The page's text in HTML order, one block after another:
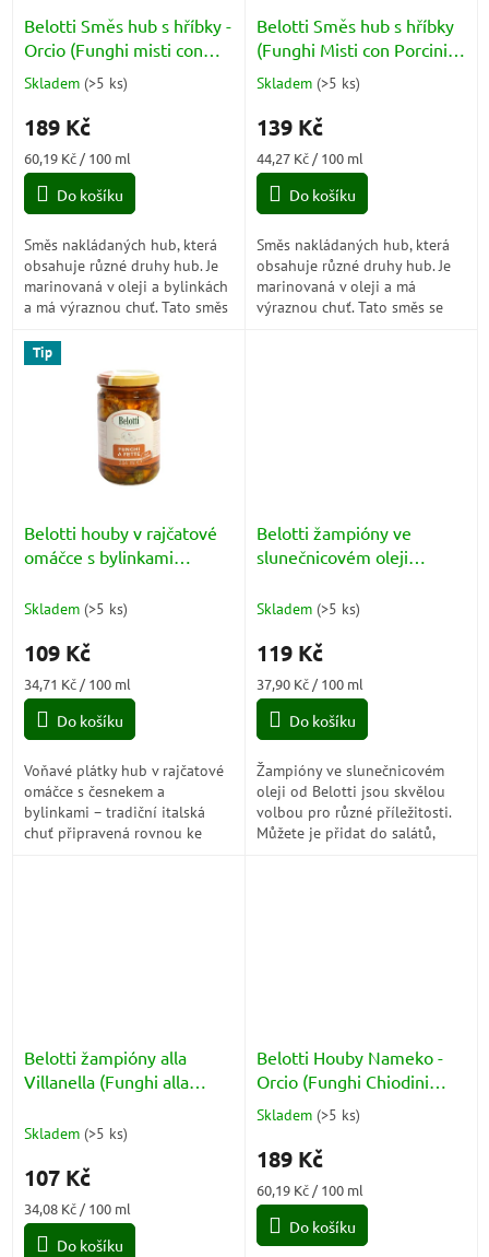
Belotti Směs hub s hříbky -
Orcio (Funghi misti con
porcini) 314ml
Průměrné
produktu
5,0
5
Skladem (>5 ks)
189 Kč
Měrná
cena:
60,19 Kč / 100 ml
Do košíku
Směs nakládaných hub, která
obsahuje různé druhy hub. Je
marinovaná v oleji a bylinkách
a má výraznou chuť. Tato směs
různých jídel, jako jsou...
Belotti Směs hub s hříbky
(Funghi Misti con Porcini)
314ml
Průměrné
produktu
4,3
5
Skladem (>5 ks)
139 Kč
Měrná
cena:
44,27 Kč / 100 ml
Do košíku
Směs nakládaných hub, která
obsahuje různé druhy hub. Je
marinovaná v oleji a má
výraznou chuť. Tato směs se
Tip
Belotti houby v rajčatové
omáčce s bylinkami
Pizzaiola) 314ml
Skladem (>5 ks)
109 Kč
Měrná
cena:
34,71 Kč / 100 ml
Do košíku
Voňavé plátky hub v rajčatové
omáčce s česnekem a
bylinkami – tradiční italská
chuť připravená rovnou ke
Belotti žampióny ve
slunečnicovém oleji
Skladem (>5 ks)
119 Kč
Měrná
cena:
37,90 Kč / 100 ml
Do košíku
Žampióny ve slunečnicovém
oleji od Belotti jsou skvělou
volbou pro různé příležitosti.
Můžete je přidat do salátů,
Belotti žampióny alla
Villanella (Funghi alla
Skladem (>5 ks)
107 Kč
Měrná
cena:
34,08 Kč / 100 ml
Do košíku
Belotti Houby Nameko -
Orcio (Funghi Chiodini
Nameko) 314ml
Průměrné
produktu
5,0
5
Skladem (>5 ks)
189 Kč
Měrná
cena:
60,19 Kč / 100 ml
Do košíku